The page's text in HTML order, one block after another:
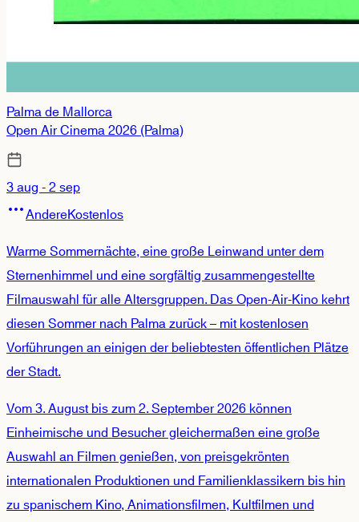
Palma de Mallorca
Open Air Cinema 2026 (Palma)
3 aug - 2 sep
AndereKostenlos
Warme Sommernächte, eine große Leinwand unter dem
Sternenhimmel und eine sorgfältig zusammengestellte
Filmauswahl für alle Altersgruppen. Das Open-Air-Kino kehrt
diesen Sommer nach Palma zurück – mit kostenlosen
Vorführungen an einigen der beliebtesten öffentlichen Plätze
der Stadt.
Vom 3. August bis zum 2. September 2026 können
Einheimische und Besucher gleichermaßen eine große
Auswahl an Filmen genießen, von preisgekrönten
internationalen Produktionen und Familienklassikern bis hin
zu spanischem Kino, Animationsfilmen, Kultfilmen und